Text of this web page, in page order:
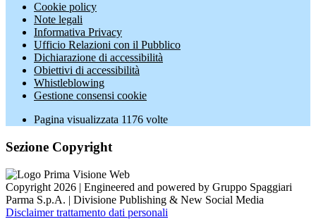
Cookie policy
Note legali
Informativa Privacy
Ufficio Relazioni con il Pubblico
Dichiarazione di accessibilità
Obiettivi di accessibilità
Whistleblowing
Gestione consensi cookie
Pagina visualizzata 1176 volte
Sezione Copyright
Copyright 2026 | Engineered and powered by Gruppo Spaggiari
Parma S.p.A. | Divisione Publishing & New Social Media
Disclaimer trattamento dati personali